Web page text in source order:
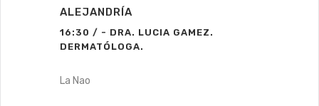
ALEJANDRÍA
16:30 / - DRA. LUCIA GAMEZ.
DERMATÓLOGA.
La Nao